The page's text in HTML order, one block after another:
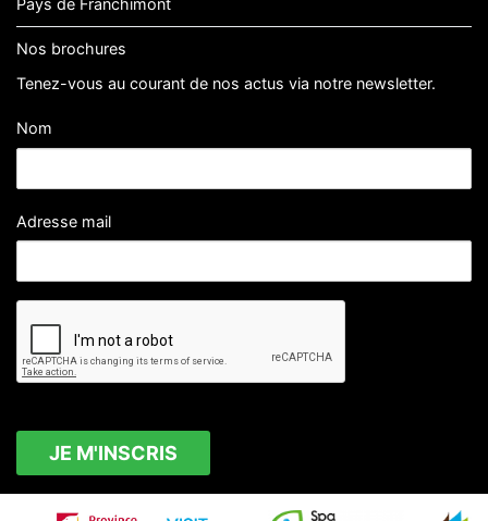
Pays de Franchimont
Nos brochures
Tenez-vous au courant de nos actus via notre newsletter.
Nom
Adresse mail